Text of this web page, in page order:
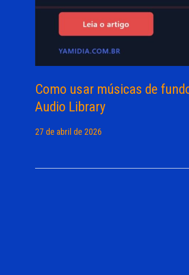
Como usar músicas de
Audio Library
27 de abril de 2026